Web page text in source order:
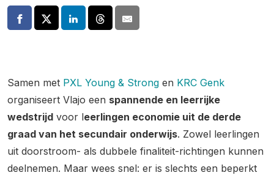
Samen met PXL Young & Strong en KRC Genk
organiseert Vlajo een spannende en leerrijke
wedstrijd voor leerlingen economie uit de derde
graad van het secundair onderwijs. Zowel leerlingen
uit doorstroom- als dubbele finaliteit-richtingen kunnen
deelnemen. Maar wees snel: er is slechts een beperkt